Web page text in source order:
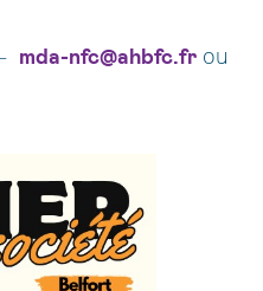
mda-nfc@ahbfc.fr ou